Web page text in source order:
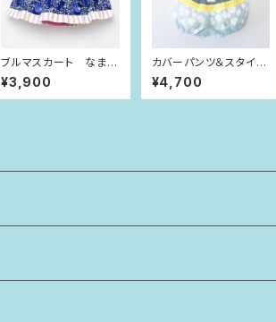
ブルマスカート なまけ
もの（80size）
¥3,900
カバーパンツ＆スタイ
ふんわりくも（80size）
¥4,700